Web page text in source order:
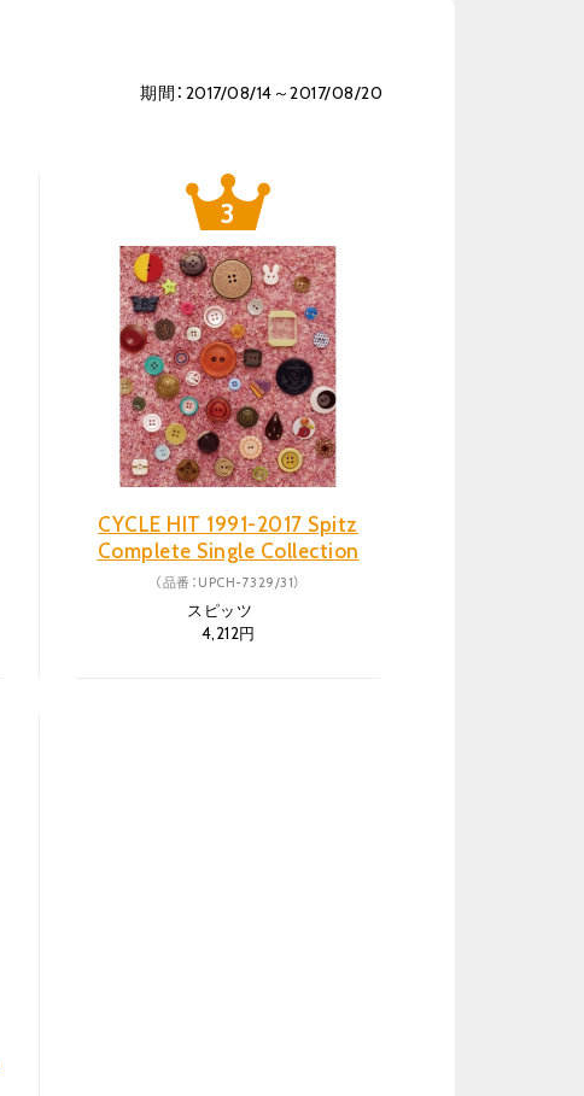
期間：2017/08/14～2017/08/20
CYCLE HIT 1991-2017 Spitz
Complete Single Collection
（品番：UPCH-7329/31）
スピッツ
4,212円